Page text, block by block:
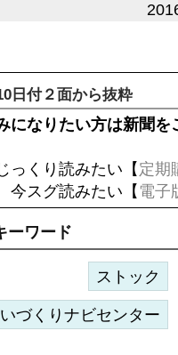
日付２面から抜粋
になりたい方は新聞を
っくり読みたい【 定期
今スグ読みたい【 電子
ーワード
ストック
づくりナビセンター